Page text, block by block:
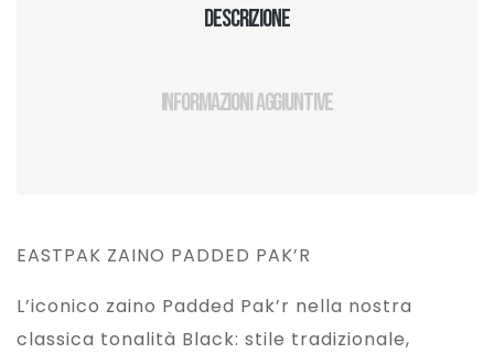
Descrizione
Informazioni aggiuntive
EASTPAK ZAINO PADDED PAK’R
L’iconico zaino Padded Pak’r nella nostra
classica tonalità Black: stile tradizionale,